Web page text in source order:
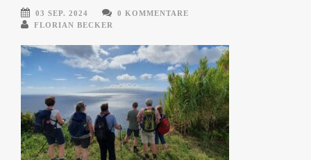
03 SEP. 2024
0 KOMMENTARE
FLORIAN BECKER